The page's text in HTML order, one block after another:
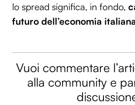
lo spread significa, in fondo,
futuro dell’economia
Vuoi commentare
alla community e